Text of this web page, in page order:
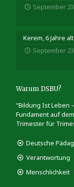
September
Kerem, 6 Jahre alt
September
Warum DSBU?
“Bildung Ist Leben
Fundament auf
Trimester für
Deutsche
Verantwortung
Menschlichkeit